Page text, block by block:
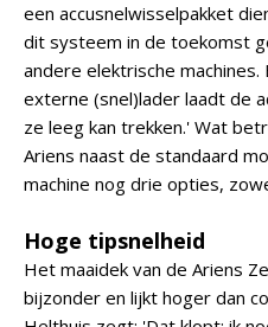
een accusnelwisselpakket
dit systeem in de toekomst
andere elektrische
externe (snel)lader laadt de
ze leeg kan trekken.' Wat
Ariens naast de standaard
machine nog drie opties,
Hoge tipsnelheid
Het maaidek van de Ariens
bijzonder en lijkt hoger dan